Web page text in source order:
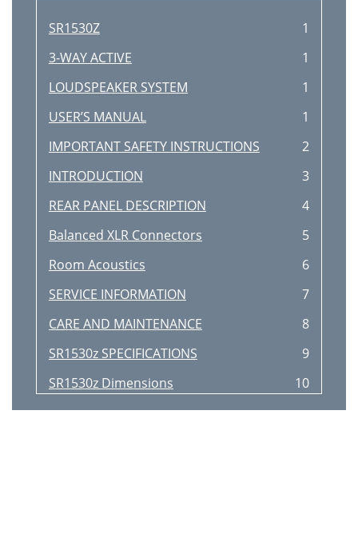
SR1530Z
1
3-WAY ACTIVE
1
LOUDSPEAKER SYSTEM
1
USER’S MANUAL
1
IMPORTANT SAFETY INSTRUCTIONS
2
INTRODUCTION
3
REAR PANEL DESCRIPTION
4
Balanced XLR Connectors
5
Room Acoustics
6
SERVICE INFORMATION
7
CARE AND MAINTENANCE
8
SR1530z SPECIFICATIONS
9
SR1530z Dimensions
10
SR1530z LIMITED WARRANTY
11